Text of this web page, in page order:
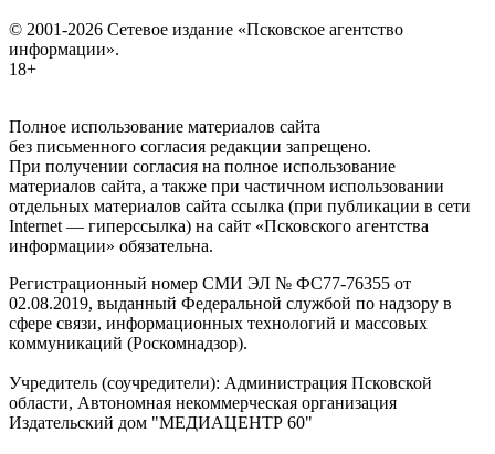
© 2001-2026 Сетевое издание «Псковское агентство
информации».
18+
Полное использование материалов сайта
без письменного согласия редакции запрещено.
При получении согласия на полное использование
материалов сайта, а также при частичном использовании
отдельных материалов сайта ссылка (при публикации в сети
Internet — гиперссылка) на сайт «Псковского агентства
информации» обязательна.
Регистрационный номер СМИ ЭЛ № ФС77-76355 от
02.08.2019, выданный Федеральной службой по надзору в
сфере связи, информационных технологий и массовых
коммуникаций (Роскомнадзор).
Учредитель (соучредители): Администрация Псковской
области, Автономная некоммерческая организация
Издательский дом "МЕДИАЦЕНТР 60"